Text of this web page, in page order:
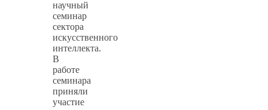
научный
семинар
сектора
искусственного
интеллекта.
В
работе
семинара
приняли
участие